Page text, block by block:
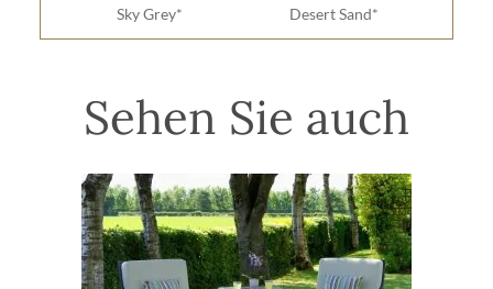
Sky Grey* Desert Sand*
Sehen Sie auch